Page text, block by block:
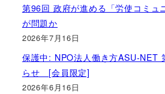
第96回 政府が進める「労使コミュ
が問題か
2026年7月16日
保護中: NPO法人働き方ASU-NET
らせ [会員限定]
2026年6月16日